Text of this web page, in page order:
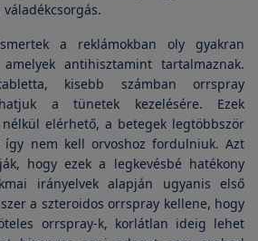
a reklámokban oly gyakran
antihisztamint tartalmaznak.
kisebb számban orrspray
a tünetek kezelésére. Ezek
elérhető, a betegek legtöbbször
nem kell orvoshoz fordulniuk. Azt
hogy ezek a legkevésbé hatékony
irányelvek alapján ugyanis első
a szteroidos orrspray kellene, hogy
orrspray-k, korlátlan ideig lehet